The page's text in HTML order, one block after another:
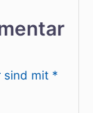
sind mit *